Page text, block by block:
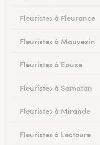
Fleuristes à Fleurance
Fleuristes à Mauvezin
Fleuristes à Eauze
Fleuristes à Samatan
Fleuristes à Mirande
Fleuristes à Lectoure